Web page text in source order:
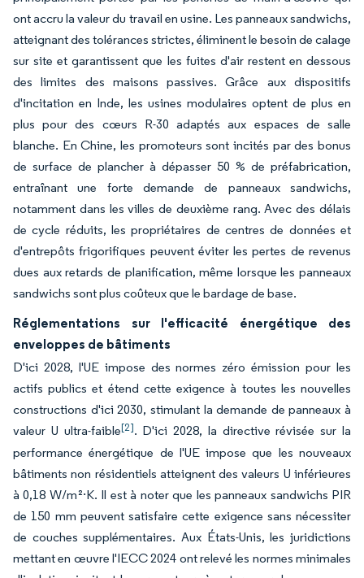
ont accru la valeur du travail en usine. Les panneaux sandwichs,
atteignant des tolérances strictes, éliminent le besoin de calage
sur site et garantissent que les fuites d'air restent en dessous
des limites des maisons passives. Grâce aux dispositifs
d'incitation en Inde, les usines modulaires optent de plus en
plus pour des cœurs R-30 adaptés aux espaces de salle
blanche. En Chine, les promoteurs sont incités par des bonus
de surface de plancher à dépasser 50 % de préfabrication,
entraînant une forte demande de panneaux sandwichs,
notamment dans les villes de deuxième rang. Avec des délais
de cycle réduits, les propriétaires de centres de données et
d'entrepôts frigorifiques peuvent éviter les pertes de revenus
dues aux retards de planification, même lorsque les panneaux
sandwichs sont plus coûteux que le bardage de base.
Réglementations sur l'efficacité énergétique des
enveloppes de bâtiments
D'ici 2028, l'UE impose des normes zéro émission pour les
actifs publics et étend cette exigence à toutes les nouvelles
constructions d'ici 2030, stimulant la demande de panneaux à
valeur U ultra-faible[2]. D'ici 2028, la directive révisée sur la
performance énergétique de l'UE impose que les nouveaux
bâtiments non résidentiels atteignent des valeurs U inférieures
à 0,18 W/m²·K. Il est à noter que les panneaux sandwichs PIR
de 150 mm peuvent satisfaire cette exigence sans nécessiter
de couches supplémentaires. Aux États-Unis, les juridictions
mettant en œuvre l'IECC 2024 ont relevé les normes minimales